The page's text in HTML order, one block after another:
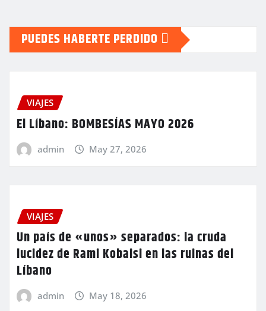
entradas
PUEDES HABERTE PERDIDO
VIAJES
El Líbano: BOMBESÍAS MAYO 2026
admin May 27, 2026
VIAJES
Un país de «unos» separados: la cruda
lucidez de Rami Kobaisi en las ruinas del
Líbano
admin May 18, 2026